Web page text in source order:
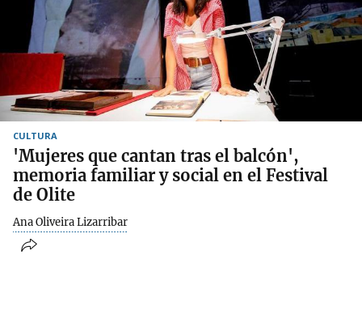
CULTURA
'Mujeres que cantan tras el balcón',
memoria familiar y social en el Festival
de Olite
Ana Oliveira Lizarribar